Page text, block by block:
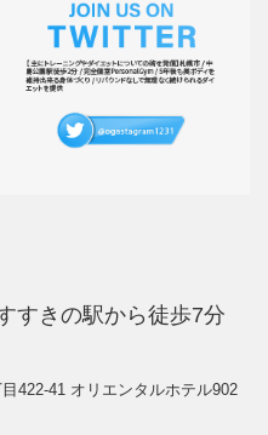
すきの駅から徒歩7分
422-41 オリエンタルホテル902